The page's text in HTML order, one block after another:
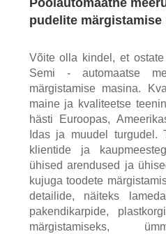
Poolautomaatne
pudelite märgistamise
Võite olla kindel, et
Semi - automaatse
märgistamise masina.
maine ja kvaliteetse
hästi Euroopas,
Idas ja muudel turgudel.
klientide ja
ühised arendused ja
kujuga toodete
detailide, näiteks
pakendikarpide,
märgistamiseks,